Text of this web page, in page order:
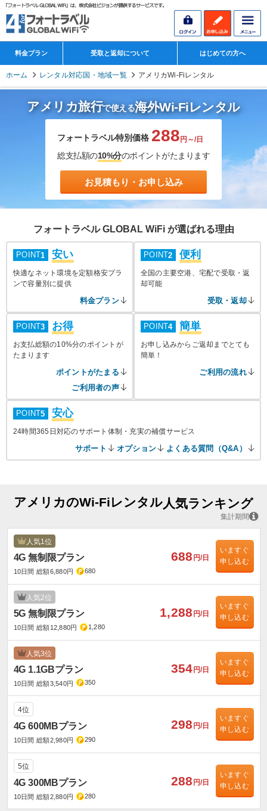
料金プラン 受取と返却について はじめての方へ
ホーム レンタル対応国・地域一覧 アメリカWi-Fiレンタル
アメリカ旅行で使える海外Wi-Fiレンタル
フォートラベル特別価格 288円～/日
総支払額の10%分のポイントがたまります
お見積もり・お申し込み
フォートラベル GLOBAL WiFi が選ばれる理由
POINT1 安い
快適なネット環境を定額格安プラ
ンで容量別に提供
料金プラン
POINT2 便利
全国の主要空港、宅配で受取・返
却可能
受取・返却
POINT3 お得
お支払総額の10%分のポイントが
たまります
ポイントがたまる
ご利用者の声
POINT4 簡単
お申し込みからご返却までとても
簡単！
ご利用の流れ
POINT5 安心
24時間365日対応のサポート体制・充実の補償サービス
サポート オプション よくある質問（Q&A）
アメリカのWi-Fiレンタル人気ランキング
集計期間
人気1位
4G 無制限プラン
10日間 総額6,880円 680
688 円/日
いますぐ
申し込む
人気2位
5G 無制限プラン
10日間 総額12,880円 1,280
1,288 円/日
いますぐ
申し込む
人気3位
4G 1.1GBプラン
10日間 総額3,540円 350
354円/日
いますぐ
申し込む
4位
4G 600MBプラン
10日間 総額2,980円 290
298 円/日
いますぐ
申し込む
5位
4G 300MBプラン
10日間 総額2,880円 280
288 円/日
いますぐ
申し込む